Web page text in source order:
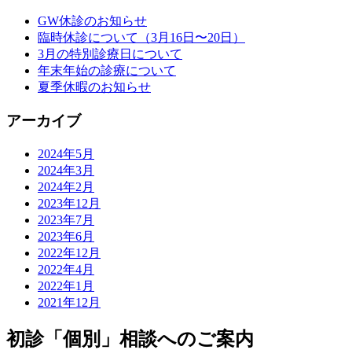
GW休診のお知らせ
臨時休診について（3月16日〜20日）
3月の特別診療日について
年末年始の診療について
夏季休暇のお知らせ
アーカイブ
2024年5月
2024年3月
2024年2月
2023年12月
2023年7月
2023年6月
2022年12月
2022年4月
2022年1月
2021年12月
初診「個別」相談へのご案内